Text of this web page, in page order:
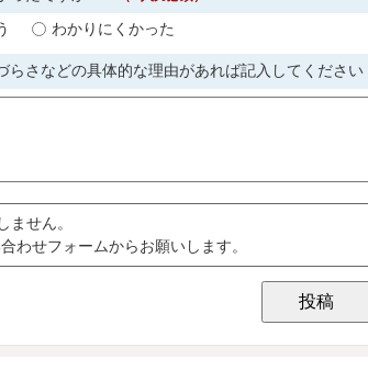
わかりにくかった
らさなどの具体的な理由があれば記入してください
せん。
わせフォームからお願いします。